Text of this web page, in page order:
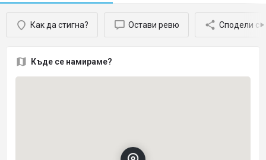
Как да стигна? Остави ревю Сподели с
Къде се намираме?